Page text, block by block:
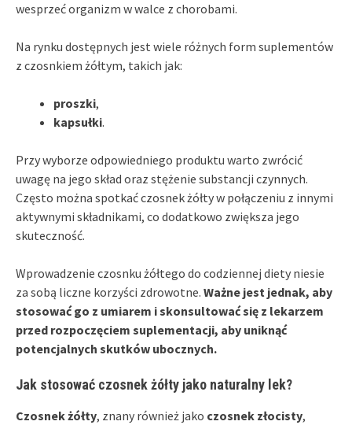
wesprzeć organizm w walce z chorobami.
Na rynku dostępnych jest wiele różnych form suplementów
z czosnkiem żółtym, takich jak:
proszki,
kapsułki.
Przy wyborze odpowiedniego produktu warto zwrócić
uwagę na jego skład oraz stężenie substancji czynnych.
Często można spotkać czosnek żółty w połączeniu z innymi
aktywnymi składnikami, co dodatkowo zwiększa jego
skuteczność.
Wprowadzenie czosnku żółtego do codziennej diety niesie
za sobą liczne korzyści zdrowotne. Ważne jest jednak, aby
stosować go z umiarem i skonsultować się z lekarzem
przed rozpoczęciem suplementacji, aby uniknąć
potencjalnych skutków ubocznych.
Jak stosować czosnek żółty jako naturalny lek?
Czosnek żółty, znany również jako czosnek złocisty,